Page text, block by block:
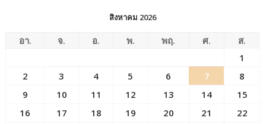
สิงหาคม 2026
อา. จ. อ. พ. พฤ. ศ.
ส.
1
2
3 4 5 6 7
8
9
10 11 12 13 14
15
16
17 18 19 20 21
22